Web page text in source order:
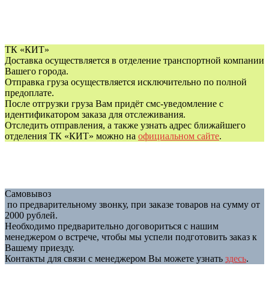
ТК «КИТ»
Доставка осуществляется в отделение транспортной компании
Вашего города.
Отправка груза осуществляется исключительно по полной
предоплате.
После отгрузки груза Вам придёт смс-уведомление с
идентификатором заказа для отслеживания.
Отследить отправления, а также узнать адрес ближайшего
отделения ТК «КИТ» можно на официальном сайте.
Самовывоз
по предварительному звонку, при заказе товаров на сумму от
2000 рублей.
Необходимо предварительно договориться с нашим
менеджером о встрече, чтобы мы успели подготовить заказ к
Вашему приезду.
Контакты для связи с менеджером Вы можете узнать здесь.